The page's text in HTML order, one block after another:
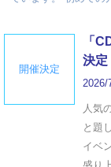
開催決定
「
決
2026/
人気
と題
イベ